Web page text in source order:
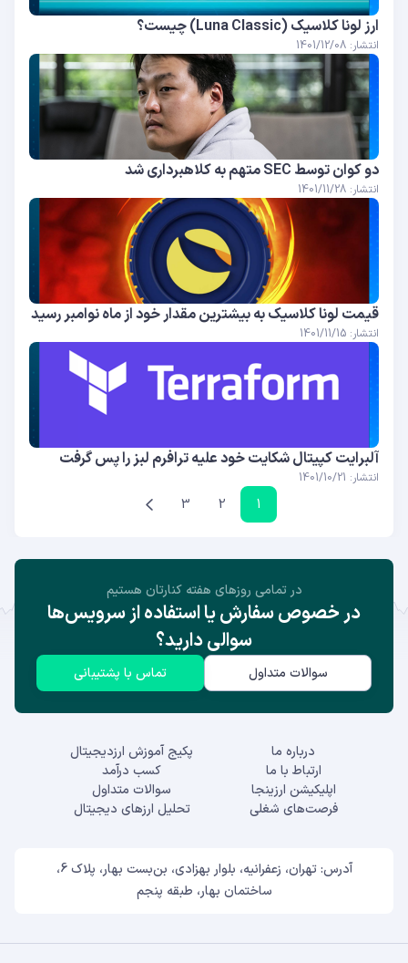
ارز لونا کلاسیک (Luna Classic) چیست؟
انتشار: 1401/12/08
دو کوان توسط SEC متهم به کلاهبرداری شد
انتشار: 1401/11/28
قیمت لونا کلاسیک به بیشترین مقدار خود از ماه نوامبر رسید
انتشار: 1401/11/15
آلبرایت کپیتال شکایت خود علیه ترافرم لبز را پس گرفت
انتشار: 1401/10/21
1
2
3
در تمامی روز‌های هفته کنارتان هستیم
در خصوص سفارش یا استفاده از سرویس‌ها
سوالی دارید؟
سوالات متداول تماس با پشتیبانی
درباره ما
ارتباط با ما
اپلیکیشن ارزینجا
فرصت‌های شغلی
پکیج آموزش ارزدیجیتال
کسب درآمد
سوالات متداول
تحلیل ارزهای دیجیتال
آدرس: تهران، زعفرانیه، بلوار بهزادی، بن‌بست بهار، پلاک 6،
ساختمان بهار، طبقه پنجم